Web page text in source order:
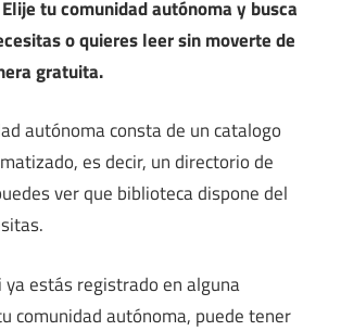
Elije tu comunidad autónoma y busca
o quieres leer sin moverte de
gratuita.
autónoma consta de un catalogo
es decir, un directorio de
ver que biblioteca dispone del
ya estás registrado en alguna
comunidad autónoma, puede tener